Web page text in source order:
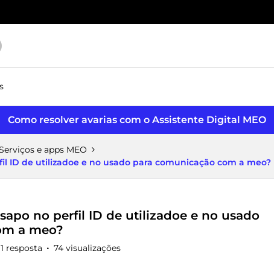
Como resolver avarias com o Assistente Digital MEO
e apps MEO
ID de utilizadoe e no usado para comunicação com a meo?
no perfil ID de utilizadoe e no usado
a meo?
1 resposta 74 visualizações